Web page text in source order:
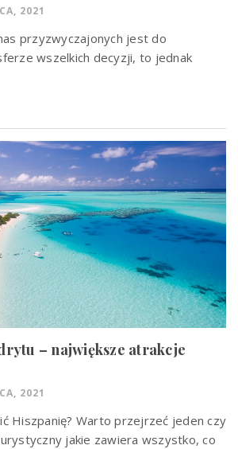
2021
przyzwyczajonych jest do
wszelkich decyzji, to jednak
– największe atrakcje
2021
Hiszpanię? Warto przejrzeć jeden czy
jakie zawiera wszystko, co